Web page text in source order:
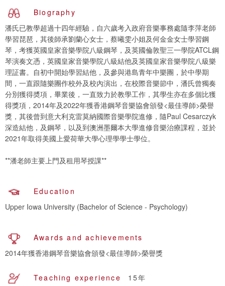
Biography
潘氏已教學超過十四年經驗，自六歲考入政府音樂事務處隨李萍老師
學習琵琶，其後師承劉蘭心女士，蔡曦雯小姐及何金金女士學習鋼
琴，考獲英國皇家音樂學院八級鋼琴，及英國倫敦聖三一學院ATCL鋼
琴演奏文憑，英國皇家音樂學院八級結他及英國皇家音樂學院八級樂
理証書。自初中開始學習結他，及參與港島青年中樂團，於中學期
間，一直跟隨樂團作校外及校內演出，在校際音樂節中，潘氏曾獨奏
分別獲得奬項，畢業後，一直致力於教學工作，其學生亦在多個比獲
得獎項，2014年及2022年獲香港鋼琴音樂協會頒發<最佳導師>榮譽
獎，其後曾到意大利克雷莫納國際音樂學院進修，隨Paul Cesarczyk
深造結他，及鋼琴，以及到澳洲墨爾本大學進修音樂治療課程，並於
2021年取得美國上愛荷華大學心理學學士學位。
**潘老師主要上門及租用琴授課**
Education
Awards and achievements
2014年獲香港鋼琴音樂協會頒發<最佳導師>榮譽獎
Teaching experience
15年